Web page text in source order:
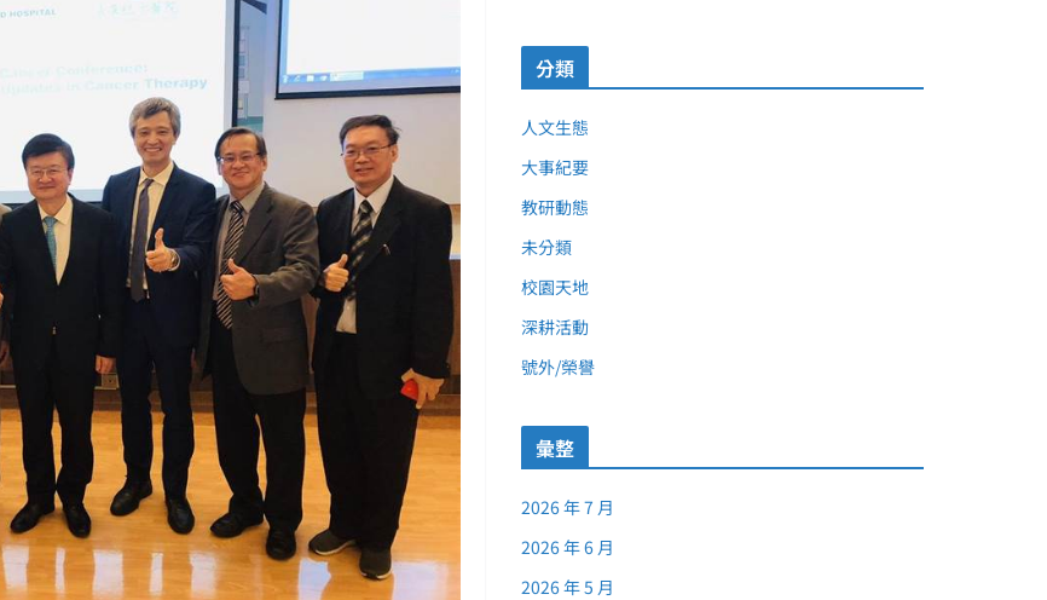
分類
人文生態
大事紀要
教研動態
未分類
校園天地
深耕活動
號外/榮譽
彙整
2026 年 7 月
2026 年 6 月
2026 年 5 月